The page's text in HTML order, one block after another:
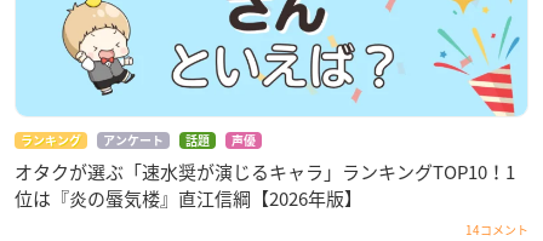
ランキング アンケート 話題 声優
オタクが選ぶ「速水奨が演じるキャラ」ランキングTOP10！1
位は『炎の蜃気楼』直江信綱【2026年版】
14コメント